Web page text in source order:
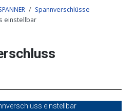
Spannverschlüsse
einstellbar
einstellbar